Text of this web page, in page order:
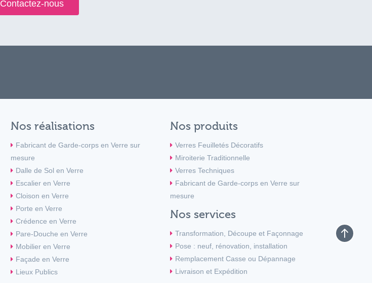
Contactez-nous
Nos réalisations
Fabricant de Garde-corps en Verre sur
mesure
Dalle de Sol en Verre
Escalier en Verre
Cloison en Verre
Porte en Verre
Crédence en Verre
Pare-Douche en Verre
Mobilier en Verre
Façade en Verre
Lieux Publics
Nos produits
Verres Feuilletés Décoratifs
Miroiterie Traditionnelle
Verres Techniques
Fabricant de Garde-corps en Verre sur
mesure
Nos services
Transformation, Découpe et Façonnage
Pose : neuf, rénovation, installation
Remplacement Casse ou Dépannage
Livraison et Expédition